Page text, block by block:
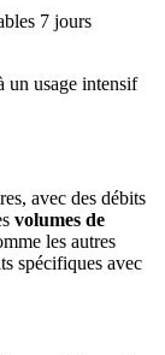
7 jours
un usage intensif
avec des débits
volumes de
les autres
spécifiques avec